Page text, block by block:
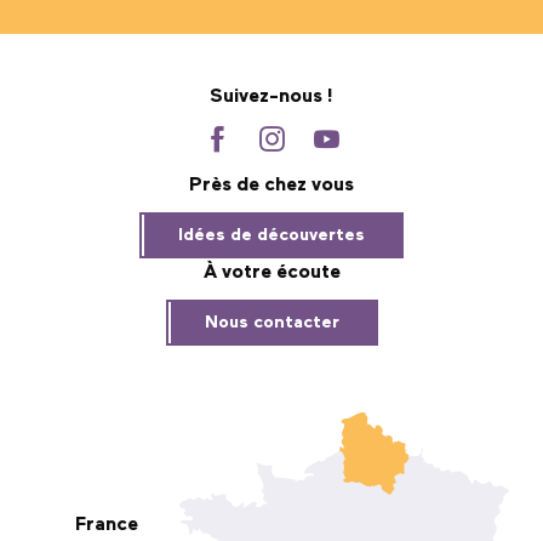
Suivez-nous !
Près de chez vous
Idées de découvertes
À votre écoute
Nous contacter
France